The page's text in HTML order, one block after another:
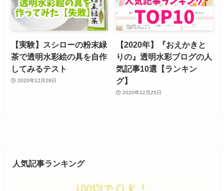
【実験】スシローの粉末緑
茶で透明水彩絵の具を自作
してみるテスト
2020年12月28日
【2020年】『おえかきと
りの』透明水彩ブログの人
気記事10選【ランキン
グ】
2020年12月25日
人気記事ランキング